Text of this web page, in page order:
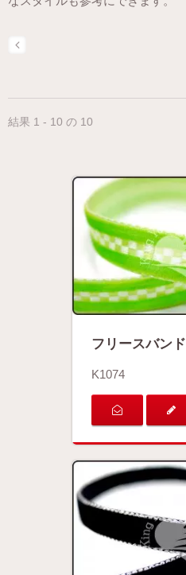
結果 1 - 10 の 10
フリースバンド
K1074